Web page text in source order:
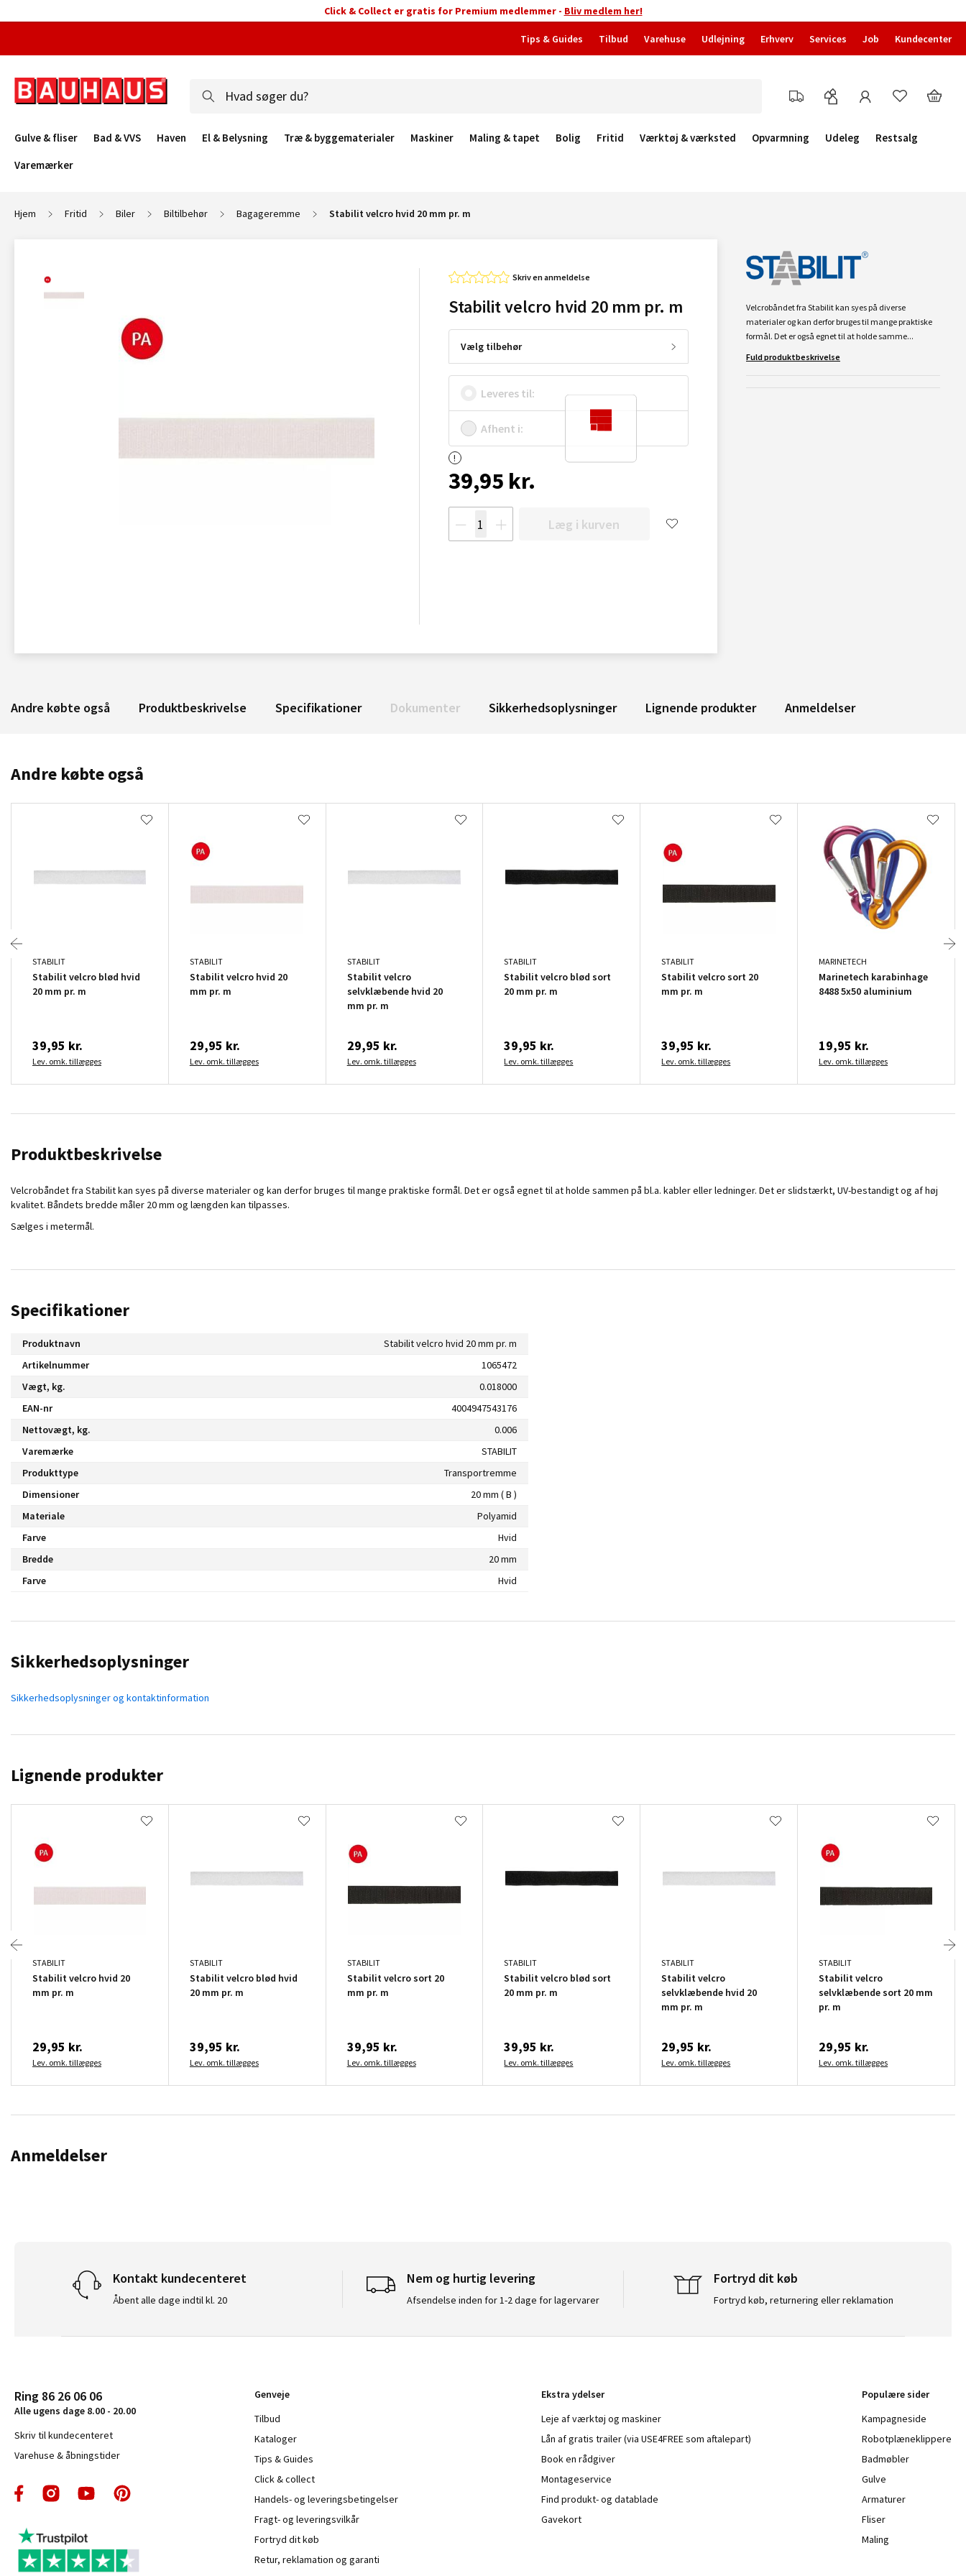
Click & Collect er gratis for Premium medlemmer - Bliv medlem her!
Tips & Guides Tilbud Varehuse Udlejning Erhverv Services Job Kundecenter
Gulve & fliser Bad & VVS Haven El & Belysning Træ & byggematerialer Maskiner Maling & tapet Bolig Fritid Værktøj & værksted Opvarmning Udeleg
Restsalg
Varemærker
Hjem Fritid Biler Biltilbehør Bagageremme Stabilit velcro hvid 20 mm pr. m
Skriv en anmeldelse
Stabilit velcro hvid 20 mm pr. m
Vælg tilbehør
Leveres til:
Afhent i:
39,95 kr.
Læg i kurven
Velcrobåndet fra Stabilit kan syes på diverse
materialer og kan derfor bruges til mange praktiske
formål. Det er også egnet til at holde samme...
Fuld produktbeskrivelse
Andre købte også Produktbeskrivelse Specifikationer Dokumenter Sikkerhedsoplysninger Lignende produkter Anmeldelser
Andre købte også
STABILIT
Stabilit velcro blød hvid
20 mm pr. m
39,95 kr.
Lev. omk. tillægges
STABILIT
Stabilit velcro hvid 20
mm pr. m
29,95 kr.
Lev. omk. tillægges
STABILIT
Stabilit velcro
selvklæbende hvid 20
mm pr. m
29,95 kr.
Lev. omk. tillægges
STABILIT
Stabilit velcro blød sort
20 mm pr. m
39,95 kr.
Lev. omk. tillægges
STABILIT
Stabilit velcro sort 20
mm pr. m
39,95 kr.
Lev. omk. tillægges
MARINETECH
Marinetech karabinhage
8488 5x50 aluminium
19,95 kr.
Lev. omk. tillægges
Produktbeskrivelse
Velcrobåndet fra Stabilit kan syes på diverse materialer og kan derfor bruges til mange praktiske formål. Det er også egnet til at holde sammen på bl.a. kabler eller ledninger. Det er slidstærkt, UV-bestandigt og af høj
kvalitet. Båndets bredde måler 20 mm og længden kan tilpasses.
Sælges i metermål.
Specifikationer
Produktnavn
Stabilit velcro hvid 20 mm pr. m
Artikelnummer
1065472
Vægt, kg.
0.018000
EAN-nr
4004947543176
Nettovægt, kg.
0.006
Varemærke
STABILIT
Produkttype
Transportremme
Dimensioner
20 mm ( B )
Materiale
Polyamid
Farve
Hvid
Bredde
20 mm
Farve
Hvid
Sikkerhedsoplysninger
Sikkerhedsoplysninger og kontaktinformation
Lignende produkter
STABILIT
Stabilit velcro hvid 20
mm pr. m
29,95 kr.
Lev. omk. tillægges
STABILIT
Stabilit velcro blød hvid
20 mm pr. m
39,95 kr.
Lev. omk. tillægges
STABILIT
Stabilit velcro sort 20
mm pr. m
39,95 kr.
Lev. omk. tillægges
STABILIT
Stabilit velcro blød sort
20 mm pr. m
39,95 kr.
Lev. omk. tillægges
STABILIT
Stabilit velcro
selvklæbende hvid 20
mm pr. m
29,95 kr.
Lev. omk. tillægges
STABILIT
Stabilit velcro
selvklæbende sort 20 mm
pr. m
29,95 kr.
Lev. omk. tillægges
Anmeldelser
Kontakt kundecenteret
Åbent alle dage indtil kl. 20
Nem og hurtig levering
Afsendelse inden for 1-2 dage for lagervarer
Fortryd dit køb
Fortryd køb, returnering eller reklamation
Ring 86 26 06 06
Alle ugens dage 8.00 - 20.00
Skriv til kundecenteret
Varehuse & åbningstider
Genveje
Tilbud
Kataloger
Tips & Guides
Click & collect
Handels- og leveringsbetingelser
Fragt- og leveringsvilkår
Fortryd dit køb
Retur, reklamation og garanti
Ekstra ydelser
Leje af værktøj og maskiner
Lån af gratis trailer (via USE4FREE som aftalepart)
Book en rådgiver
Montageservice
Find produkt- og datablade
Gavekort
Populære sider
Kampagneside
Robotplæneklippere
Badmøbler
Gulve
Armaturer
Fliser
Maling